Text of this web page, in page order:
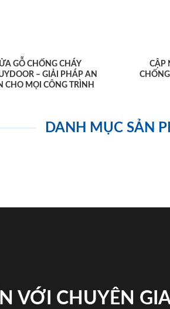
GỖ CHỐNG CHÁY
– GIẢI PHÁP AN
CHO MỌI CÔNG TRÌNH
CẬP
DANH MỤC SẢN
VỚI CHUYÊN